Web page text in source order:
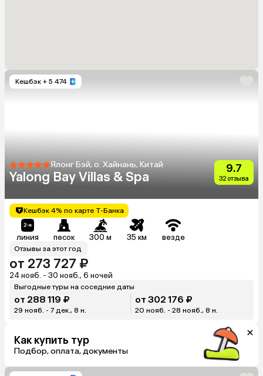
Кешбэк + 5 474
Ялонг Бэй, о. Хайнань, Китай
Yalong Bay Villas & Spa
9.7
32 отзыва
Кешбэк 4% по карте Т-Банка
линия песок 300 м 35 км везде
Отзывы за этот год
от 273 727 ₽
24 нояб. - 30 нояб., 6 ночей
Выгодные туры на соседние даты
от 288 119 ₽
29 нояб. - 7 дек., 8 н.
от 302 176 ₽
20 нояб. - 28 нояб., 8 н.
Как купить тур
Подбор, оплата, документы